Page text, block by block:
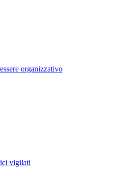
organizzativo
vigilati